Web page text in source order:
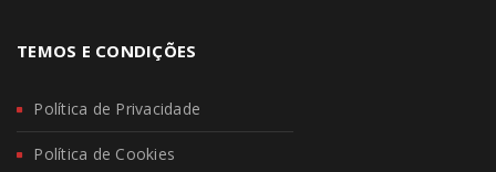
TEMOS E CONDIÇÕES
Política de Privacidade
Política de Cookies